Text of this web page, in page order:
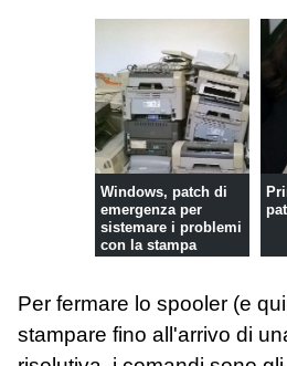
Windows, patch di
emergenza per
sistemare i problemi
con la stampa
Per fermare lo spooler (e
stampare fino all'arrivo di